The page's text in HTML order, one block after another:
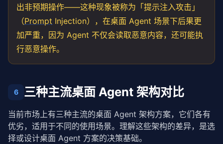
出非预期操作——这种现象被称为「提示注入攻击」
（Prompt Injection），在桌面 Agent 场景下后果更
加严重，因为 Agent 不仅会读取恶意内容，还可能执
行恶意操作。
6 三种主流桌面 Agent 架构对比
当前市场上有三种主流的桌面 Agent 架构方案，它们各有
优劣，适用于不同的使用场景。理解这些架构的差异，是选
择或设计桌面 Agent 方案的决策基础。